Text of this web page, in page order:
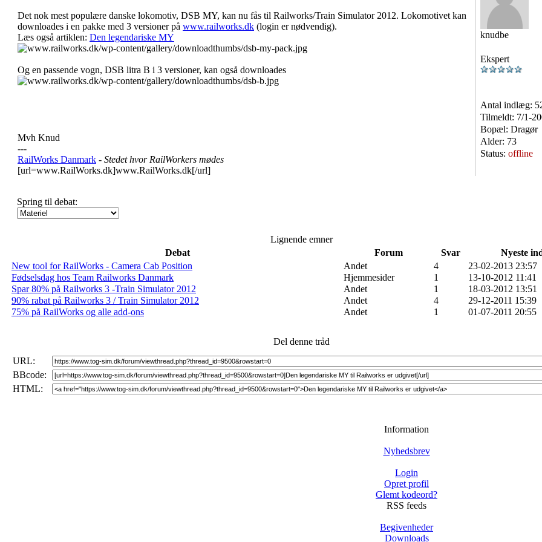
Det nok mest populære danske lokomotiv, DSB MY, kan nu fås til Railworks/Train Simulator 2012. Lokomotivet kan
downloades i en pakke med 3 versioner på www.railworks.dk (login er nødvendig).
Læs også artiklen: Den legendariske MY
Og en passende vogn, DSB litra B i 3 versioner, kan også downloades
knudbe
Ekspert
Antal indlæg:
Tilmeldt: 7/1-
Bopæl: Dragør
Alder: 73
Status: offline
Mvh Knud
---
RailWorks Danmark - Stedet hvor RailWorkers mødes
[url=www.RailWorks.dk]www.RailWorks.dk[/url]
Spring til debat:
Lignende emner
Debat
Forum Svar
Nyeste
New tool for RailWorks - Camera Cab Position
Andet 4
23-02-2013 23:57
Fødselsdag hos Team Railworks Danmark
Hjemmesider 1
13-10-2012 11:41
Spar 80% på Railworks 3 -Train Simulator 2012
Andet 1
18-03-2012 13:51
90% rabat på Railworks 3 / Train Simulator 2012
Andet 4
29-12-2011 15:39
75% på RailWorks og alle add-ons
Andet 1 01-07-2011 20:55
Del denne tråd
URL:
BBcode:
HTML:
Information
Nyhedsbrev
Login
Opret profil
Glemt kodeord?
RSS feeds
Begivenheder
Downloads